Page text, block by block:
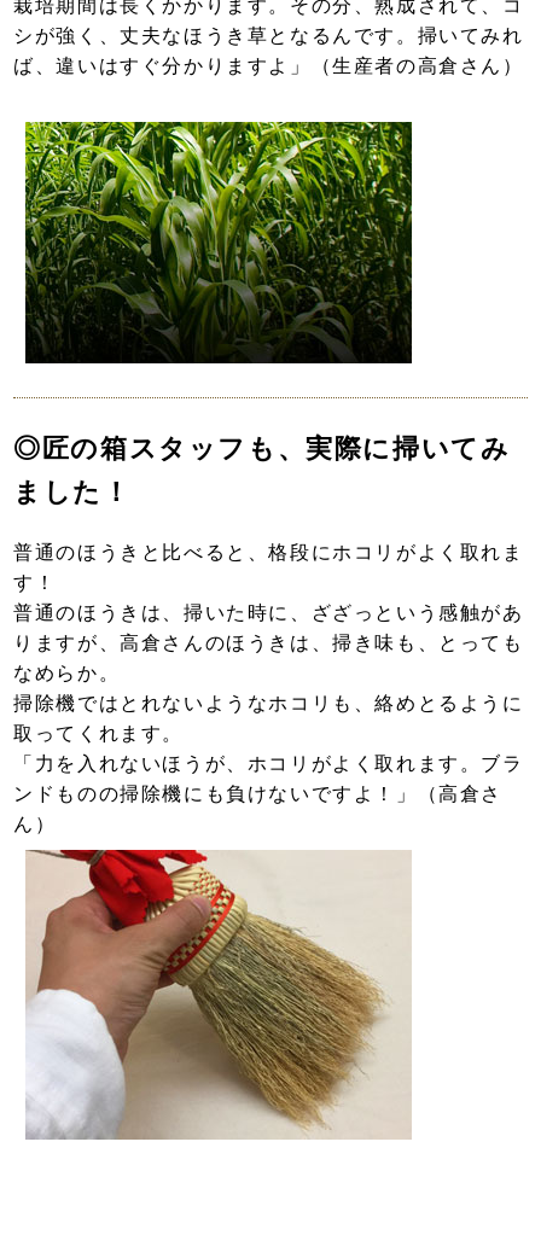
シが強く、丈夫なほうき草となるんです。掃いてみれ
ば、違いはすぐ分かりますよ」（生産者の高倉さん）
◎匠の箱スタッフも、実際に掃いてみ
ました！
普通のほうきと比べると、格段にホコリがよく取れま
す！
普通のほうきは、掃いた時に、ざざっという感触があ
りますが、高倉さんのほうきは、掃き味も、とっても
なめらか。
掃除機ではとれないようなホコリも、絡めとるように
取ってくれます。
「力を入れないほうが、ホコリがよく取れます。ブラ
ンドものの掃除機にも負けないですよ！」（高倉さ
ん）